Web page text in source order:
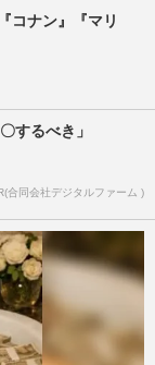
コナン』『マリ
するべき」
合同会社デジタルファーム )